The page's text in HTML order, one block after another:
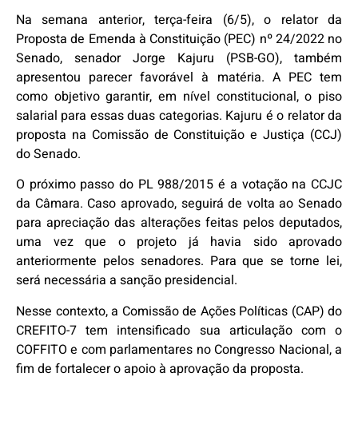
Na semana anterior, terça-feira (6/5), o relator da
Proposta de Emenda à Constituição (PEC) nº 24/2022 no
Senado, senador Jorge Kajuru (PSB-GO), também
apresentou parecer favorável à matéria. A PEC tem
como objetivo garantir, em nível constitucional, o piso
salarial para essas duas categorias. Kajuru é o relator da
proposta na Comissão de Constituição e Justiça (CCJ)
do Senado.
O próximo passo do PL 988/2015 é a votação na CCJC
da Câmara. Caso aprovado, seguirá de volta ao Senado
para apreciação das alterações feitas pelos deputados,
uma vez que o projeto já havia sido aprovado
anteriormente pelos senadores. Para que se torne lei,
será necessária a sanção presidencial.
Nesse contexto, a Comissão de Ações Políticas (CAP) do
CREFITO-7 tem intensificado sua articulação com o
COFFITO e com parlamentares no Congresso Nacional, a
fim de fortalecer o apoio à aprovação da proposta.